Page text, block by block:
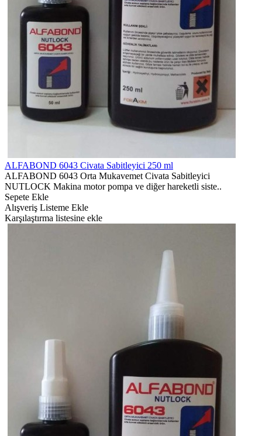
ALFABOND 6043 Civata Sabitleyici 250 ml
ALFABOND 6043 Orta Mukavemet Civata Sabitleyici
NUTLOCK Makina motor pompa ve diğer hareketli siste..
Sepete Ekle
Alışveriş Listeme Ekle
Karşılaştırma listesine ekle